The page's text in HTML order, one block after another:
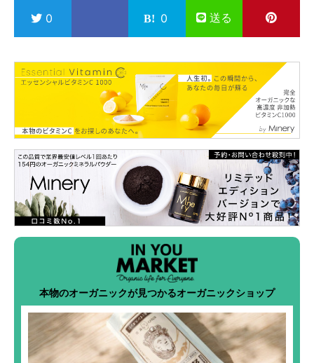
0 0 送る
本物のオーガニックが見つかるオーガニックショップ